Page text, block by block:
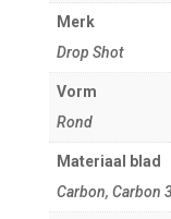
Merk
Drop Shot
Vorm
Rond
Materiaal blad
Carbon, Carbon